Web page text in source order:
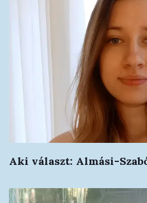
Aki választ: Almási-